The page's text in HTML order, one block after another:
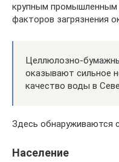
крупным промышленным
факторов загрязнения
Целлюлозно-
оказывают сильное
качество воды в
Здесь обнаруживаются
Население